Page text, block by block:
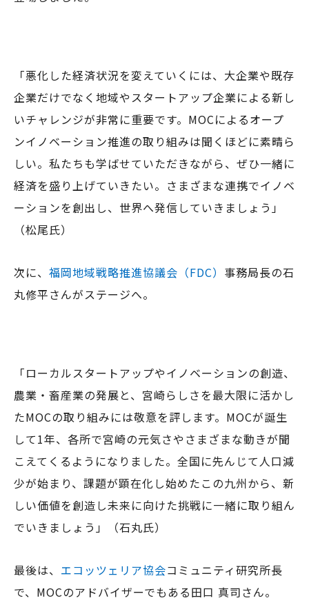
「悪化した経済状況を変えていくには、大企業や既存
企業だけでなく地域やスタートアップ企業による新し
いチャレンジが非常に重要です。MOCによるオープ
ンイノベーション推進の取り組みは聞くほどに素晴ら
しい。私たちも学ばせていただきながら、ぜひ一緒に
経済を盛り上げていきたい。さまざまな連携でイノベ
ーションを創出し、世界へ発信していきましょう」
（松尾氏）
次に、 福岡地域戦略推進協議会（FDC） 事務局長の石
丸修平さんがステージへ。
「ローカルスタートアップやイノベーションの創造、
農業・畜産業の発展と、宮崎らしさを最大限に活かし
たMOCの取り組みには敬意を評します。MOCが誕生
して1年、各所で宮崎の元気さやさまざまな動きが聞
こえてくるようになりました。全国に先んじて人口減
少が始まり、課題が顕在化し始めたこの九州から、新
しい価値を創造し未来に向けた挑戦に一緒に取り組ん
でいきましょう」（石丸氏）
最後は、 エコッツェリア協会コミュニティ研究所長
で、MOCのアドバイザーでもある田口 真司さん。